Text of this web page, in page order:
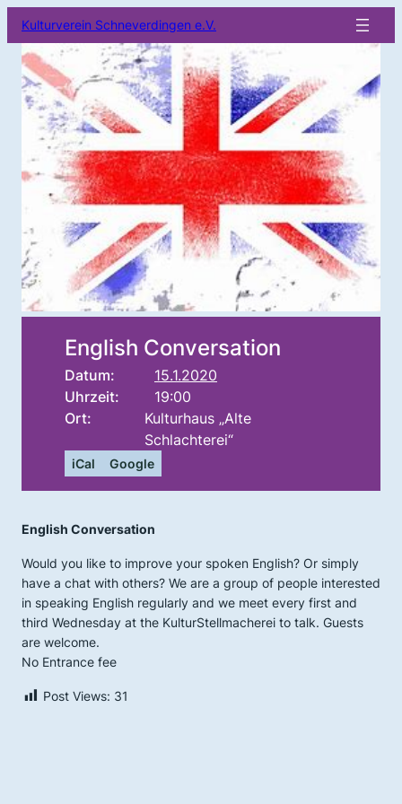
Kulturverein Schneverdingen e.V.
English Conversation
Datum:
15.1.2020
Uhrzeit:
19:00
Ort:
Kulturhaus „Alte
Schlachterei“
iCal Google
English Conversation
Would you like to improve your spoken English? Or simply
have a chat with others? We are a group of people interested
in speaking English regularly and we meet every first and
third Wednesday at the KulturStellmacherei to talk. Guests
are welcome.
No Entrance fee
Post Views: 31